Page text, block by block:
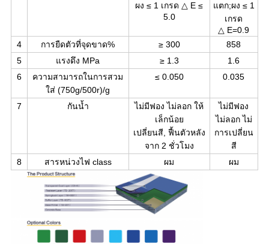
ผง ≤ 1 เกรด △ E ≤
5.0
แตก;ผง ≤ 1
เกรด
△ E=0.9
4
การยืดตัวที่จุดขาด% ≥ 300
858
5
แรงดึง MPa ≥ 1.3
1.6
6
ความสามารถในการสวม
ใส่ (750g/500r)/g
≤ 0.050 0.035
7 กันน้ำ
ไม่มีฟอง ไม่ลอก ให้
เล็กน้อย
เปลี่ยนสี, ฟื้นตัวหลัง
จาก 2 ชั่วโมง
ไม่มีฟอง
ไม่ลอก ไม่
การเปลี่ยน
สี
8
สารหน่วงไฟ class ผม ผม